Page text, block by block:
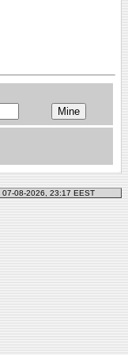
07-08-2026, 23:17 EEST